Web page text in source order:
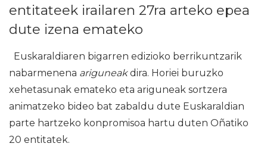
entitateek irailaren 27ra arteko epea
dute izena emateko
Euskaraldiaren bigarren edizioko berrikuntzarik
nabarmenena ariguneakdira. Horiei buruzko
xehetasunak emateko eta ariguneak sortzera
animatzeko bideo bat zabaldu dute Euskaraldian
parte hartzeko konpromisoa hartu duten Oñatiko
20 entitatek.